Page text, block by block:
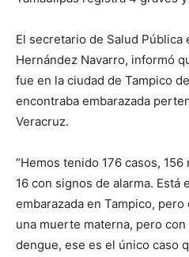
El secretario de Salud Pública
Hernández Navarro, informó
fue en la ciudad de Tampico
encontraba embarazada
Veracruz.
“Hemos tenido 176 casos,
16 con signos de alarma. Está
embarazada en Tampico,
una muerte materna, pero
dengue, ese es el único caso